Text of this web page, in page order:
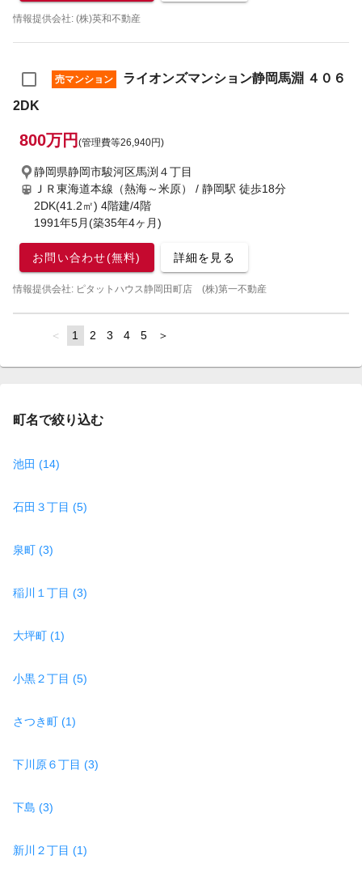
情報提供会社: (株)英和不動産
売マンション
ライオンズマンション静岡馬淵 ４０６
2DK
800万円 (管理費等26,940円)
静岡県静岡市駿河区馬渕４丁目
ＪＲ東海道本線（熱海～米原） / 静岡駅 徒歩18分
2DK(41.2㎡) 4階建/4階
1991年5月(築35年4ヶ月)
お問い合わせ(無料) 詳細を見る
情報提供会社: ピタットハウス静岡田町店 (株)第一不動産
page
You're
page
1 page
2 page
3 page
4 page
5 page
町名で絞り込む
池田 (14)
石田３丁目 (5)
泉町 (3)
稲川１丁目 (3)
大坪町 (1)
小黒２丁目 (5)
さつき町 (1)
下川原６丁目 (3)
下島 (3)
新川２丁目 (1)